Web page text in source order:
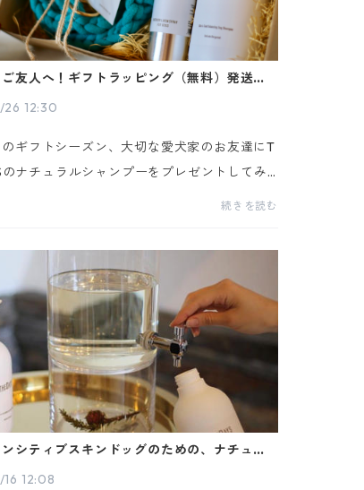
友人へ！ギフトラッピング（無料）発送ス
12:30
のギフトシーズン、大切な愛犬家のお友達にT
のナチュラルシャンプーをプレゼントしてみ
がですか？ドッグアイテムのプレゼント選び
続きを読む
シティブスキンドッグのための、ナチュラ
12:08